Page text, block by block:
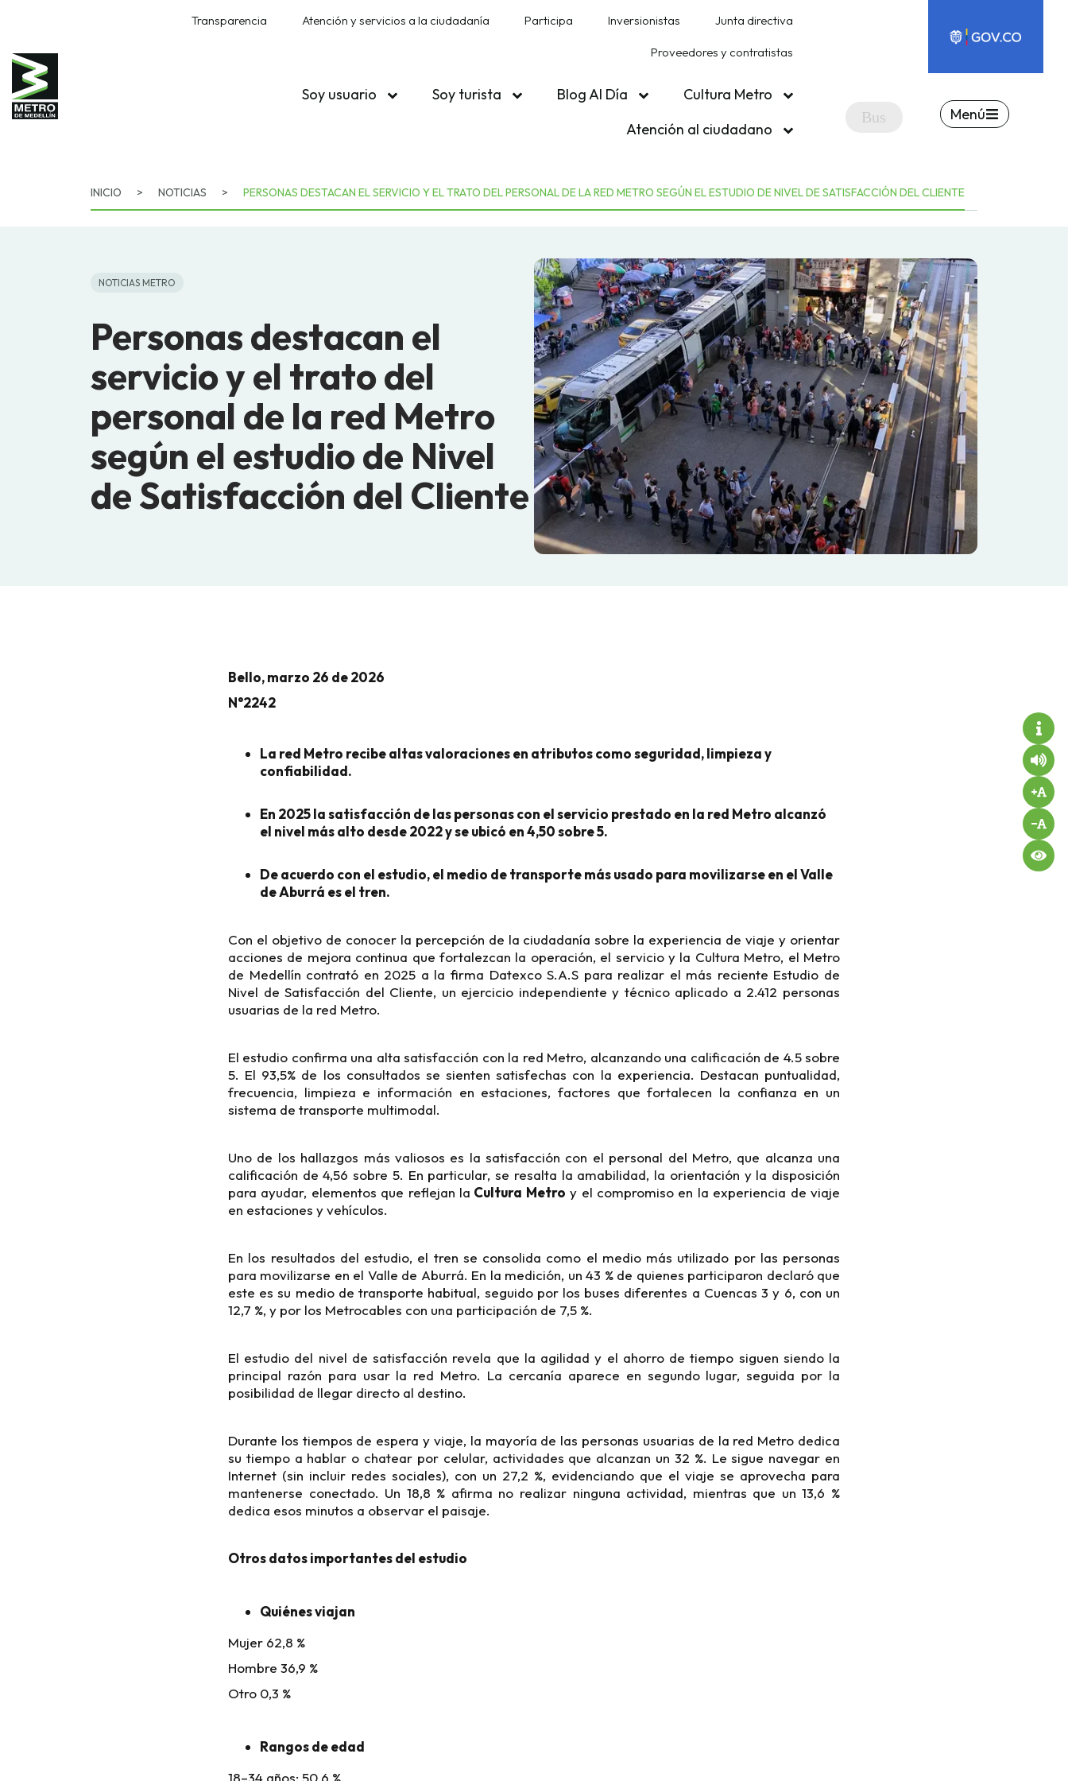
Transparencia Atención y servicios a la ciudadanía Participa Inversionistas Junta directiva
Proveedores y contratistas
Soy usuario Soy turista Blog Al Día
Cultura Metro
Atención al ciudadano
Menú
INICIO > NOTICIAS > PERSONAS DESTACAN EL SERVICIO Y EL TRATO DEL PERSONAL DE LA RED METRO SEGÚN EL ESTUDIO DE NIVEL DE SATISFACCIÓN DEL CLIENTE
NOTICIAS METRO
Personas destacan el
servicio y el trato del
personal de la red Metro
según el estudio de Nivel
de Satisfacción del Cliente
Bello, marzo 26 de 2026
N°2242
La red Metro recibe altas valoraciones en atributos como seguridad, limpieza y
confiabilidad.
En 2025 la satisfacción de las personas con el servicio prestado en la red Metro alcanzó
el nivel más alto desde 2022 y se ubicó en 4,50 sobre 5.
De acuerdo con el estudio, el medio de transporte más usado para movilizarse en el Valle
de Aburrá es el tren.
Con el objetivo de conocer la percepción de la ciudadanía sobre la experiencia de viaje y orientar
acciones de mejora continua que fortalezcan la operación, el servicio y la Cultura Metro, el Metro
de Medellín contrató en 2025 a la firma Datexco S.A.S para realizar el más reciente Estudio de
Nivel de Satisfacción del Cliente, un ejercicio independiente y técnico aplicado a 2.412 personas
usuarias de la red Metro.
El estudio confirma una alta satisfacción con la red Metro, alcanzando una calificación de 4.5 sobre
5. El 93,5% de los consultados se sienten satisfechas con la experiencia. Destacan puntualidad,
frecuencia, limpieza e información en estaciones, factores que fortalecen la confianza en un
sistema de transporte multimodal.
Uno de los hallazgos más valiosos es la satisfacción con el personal del Metro, que alcanza una
calificación de 4,56 sobre 5. En particular, se resalta la amabilidad, la orientación y la disposición
para ayudar, elementos que reflejan la Cultura Metro y el compromiso en la experiencia de viaje
en estaciones y vehículos.
En los resultados del estudio, el tren se consolida como el medio más utilizado por las personas
para movilizarse en el Valle de Aburrá. En la medición, un 43 % de quienes participaron declaró que
este es su medio de transporte habitual, seguido por los buses diferentes a Cuencas 3 y 6, con un
12,7 %, y por los Metrocables con una participación de 7,5 %.
El estudio del nivel de satisfacción revela que la agilidad y el ahorro de tiempo siguen siendo la
principal razón para usar la red Metro. La cercanía aparece en segundo lugar, seguida por la
posibilidad de llegar directo al destino.
Durante los tiempos de espera y viaje, la mayoría de las personas usuarias de la red Metro dedica
su tiempo a hablar o chatear por celular, actividades que alcanzan un 32 %. Le sigue navegar en
Internet (sin incluir redes sociales), con un 27,2 %, evidenciando que el viaje se aprovecha para
mantenerse conectado. Un 18,8 % afirma no realizar ninguna actividad, mientras que un 13,6 %
dedica esos minutos a observar el paisaje.
Otros datos importantes del estudio
Quiénes viajan
Mujer 62,8 %
Hombre 36,9 %
Otro 0,3 %
Rangos de edad
18–34 años: 50,6 %